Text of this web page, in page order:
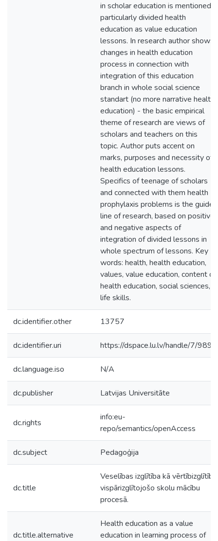
in scholar education is mentioned
particularly divided health
education as value education
lessons. In research author shows
changes in health education
process in connection with
integration of this education
branch in whole social science
standart (no more narrative health
education) - the basic empirical
theme of research are views of
scholars and teachers on this
topic. Author puts accent on
marks, purposes and necessity of
health education lessons.
Specifics of teenage of scholars
and connected with them health
prophylaxis problems is the guide
line of research, based on positive
and negative aspects of
integration of divided lessons in
whole spectrum of lessons. Key
words: health, health education,
values, value education, content of
health education, social sciences,
life skills.
dc.identifier.other 13757
dc.identifier.uri https://dspace.lu.lv/handle/7/9898
dc.language.iso N/A
dc.publisher Latvijas Universitāte
dc.rights
info:eu-
repo/semantics/openAccess
dc.subject Pedagoģija
dc.title
Veselības izglītība kā vērtībizglītība
vispārizglītojošo skolu mācību
procesā.
dc.title.alternative
Health education as a value
education in learning process of